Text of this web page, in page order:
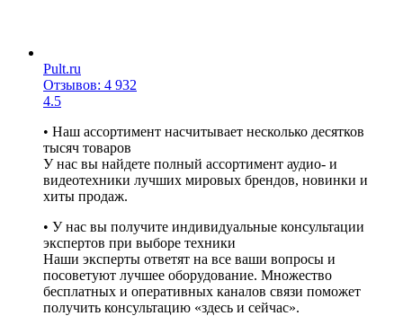
Pult.ru
Отзывов: 4 932
4.5
• Наш ассортимент насчитывает несколько десятков
тысяч товаров
У нас вы найдете полный ассортимент аудио- и
видеотехники лучших мировых брендов, новинки и
хиты продаж.
• У нас вы получите индивидуальные консультации
экспертов при выборе техники
Наши эксперты ответят на все ваши вопросы и
посоветуют лучшее оборудование. Множество
бесплатных и оперативных каналов связи поможет
получить консультацию «здесь и сейчас».